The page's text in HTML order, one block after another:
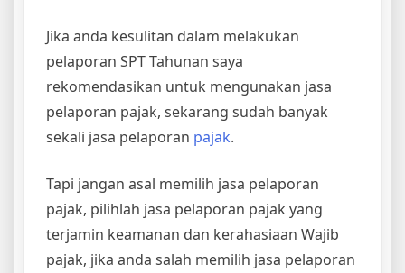
Jika anda kesulitan dalam melakukan
pelaporan SPT Tahunan saya
rekomendasikan untuk mengunakan jasa
pelaporan pajak, sekarang sudah banyak
sekali jasa pelaporan pajak.
Tapi jangan asal memilih jasa pelaporan
pajak, pilihlah jasa pelaporan pajak yang
terjamin keamanan dan kerahasiaan Wajib
pajak, jika anda salah memilih jasa pelaporan